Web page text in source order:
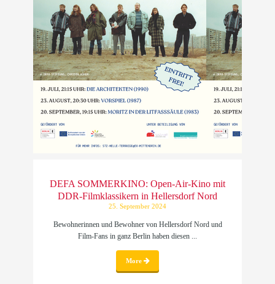
DEFA SOMMERKINO: Open-Air-Kino mit
DDR-Filmklassikern in Hellersdorf Nord
25. September 2024
Bewohnerinnen und Bewohner von Hellersdorf Nord und
Film-Fans in ganz Berlin haben diesen ...
More